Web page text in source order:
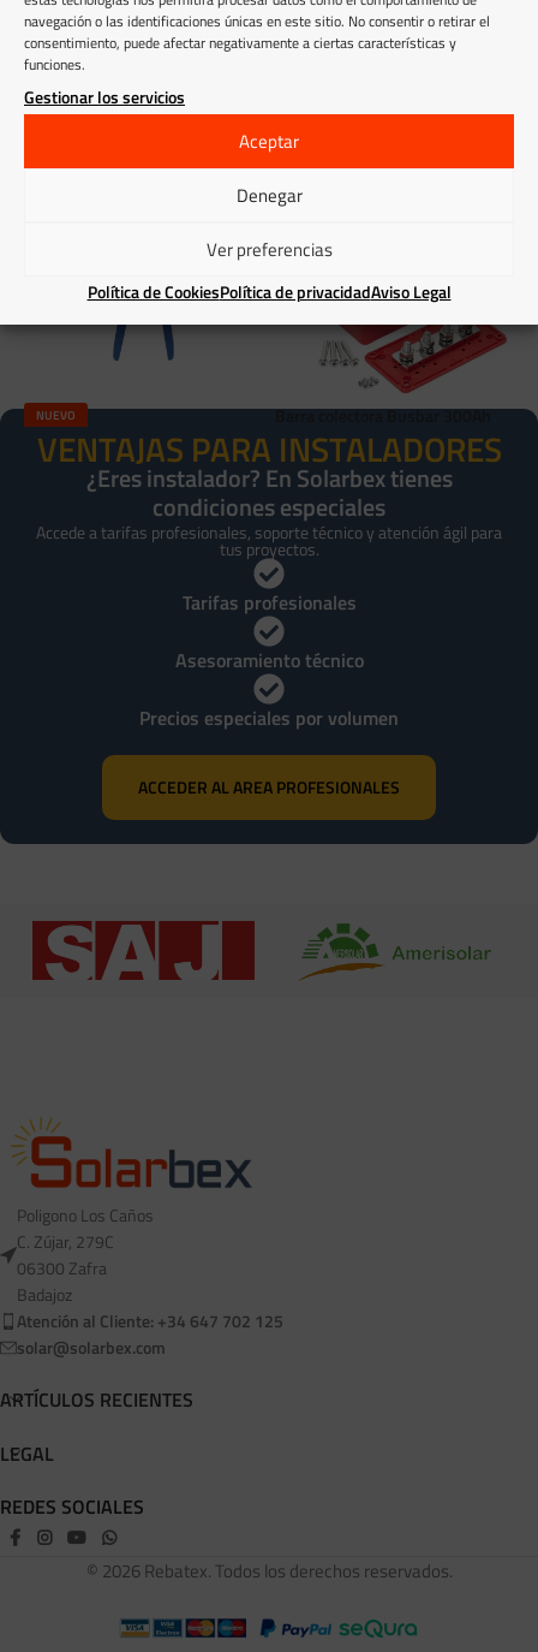
navegación o las identificaciones únicas en este sitio. No consentir o retirar el
consentimiento, puede afectar negativamente a ciertas características y
funciones.
Gestionar los servicios
Aceptar
Denegar
Ver preferencias
Política de CookiesPolítica de privacidadAviso Legal
AÑADIR AL CARRITO
AÑADIR AL CARRITO
PRODUCTOS RELACIONADOS
NUEVO
Crimpadora de terminales MC4
solares para conectores de panel
fotovoltaico 2,5-6 mm²
Accesorios
AVÍSAME CUANDO ESTÉ
Barra colectora Busbar 300Ah
Rojo + Negro
Accesorios
55,66€ IVA incluido
AÑADIR AL CARRITO
VENTAJAS PARA INSTALADORES
¿Eres instalador? En Solarbex tienes
condiciones especiales
Accede a tarifas profesionales, soporte técnico y atención ágil para
tus proyectos.
Tarifas profesionales
Asesoramiento técnico
Precios especiales por volumen
ACCEDER AL AREA PROFESIONALES
Poligono Los Caños
C. Zújar, 279C
06300 Zafra
Badajoz
Atención al Cliente: +34 647 702 125
solar@solarbex.com
ARTÍCULOS RECIENTES
LEGAL
REDES SOCIALES
© 2026 Rebatex. Todos los derechos reservados.